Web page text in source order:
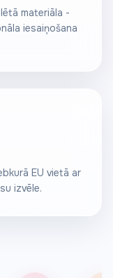
materiāla -
iesaiņošana
EU vietā ar
izvēle.